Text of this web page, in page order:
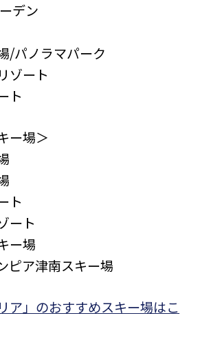
デン
/パノラマパーク
ゾート
ト
ー場＞
ト
ート
ー場
ピア津南スキー場
ア」のおすすめスキー場はこ